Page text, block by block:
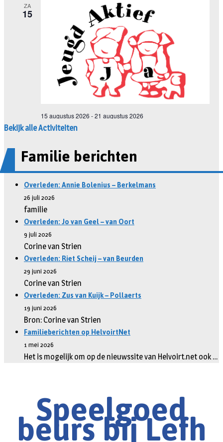
Bekijk alle Activiteiten
Familie berichten
Overleden: Annie Bolenius – Berkelmans
26 juli 2026
familie
Overleden: Jo van Geel – van Oort
9 juli 2026
Corine van Strien
Overleden: Riet Scheij – van Beurden
29 juni 2026
Corine van Strien
Overleden: Zus van Kuijk – Pollaerts
19 juni 2026
Bron: Corine van Strien
Familieberichten op HelvoirtNet
1 mei 2026
Het is mogelijk om op de nieuwssite van Helvoirt.net ook …
Speelgoed
beurs bij Lefh